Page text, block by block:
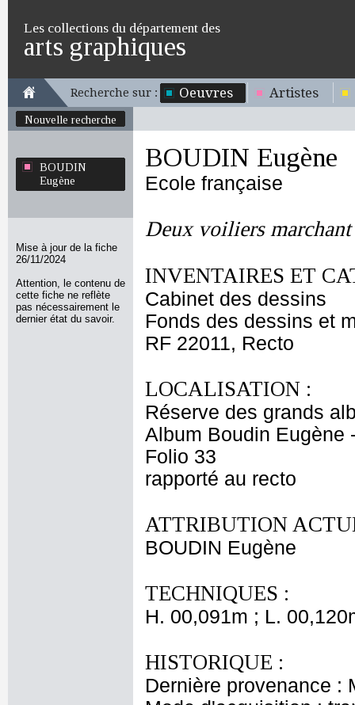
Les collections du département des
arts graphiques
Recherche sur : Oeuvres Artistes
Nouvelle recherche
BOUDIN
Eugène
Mise à jour de la fiche
26/11/2024
Attention, le contenu de
cette fiche ne reflète
pas nécessairement le
dernier état du savoir.
BOUDIN Eugène
Ecole française
Deux voiliers
INVENTAIRES ET
Cabinet des dessins
Fonds des dessins et
RF 22011, Recto
LOCALISATION :
Réserve des grands
Album Boudin Eugène
Folio 33
rapporté au recto
ATTRIBUTION
BOUDIN Eugène
TECHNIQUES :
H. 00,091m ; L.
HISTORIQUE :
Dernière provenance :